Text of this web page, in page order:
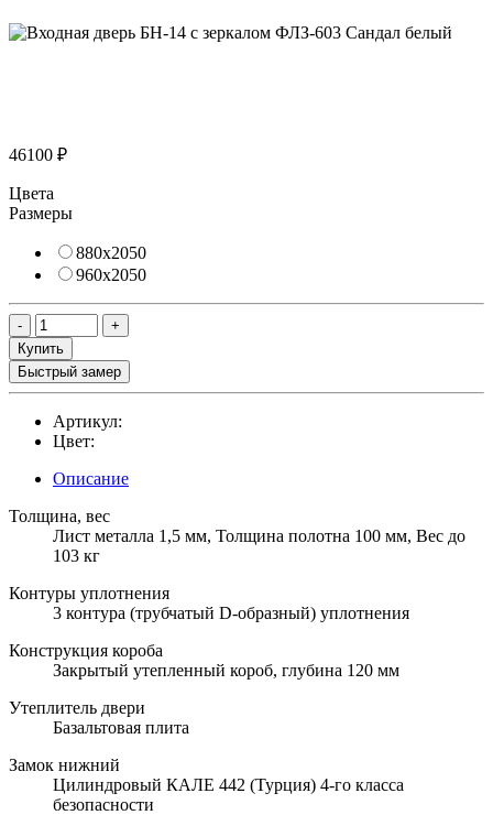
46100 ₽
Цвета
Размеры
880х2050
960х2050
Купить
Быстрый замер
Артикул:
Цвет:
Описание
Толщина, вес
Лист металла 1,5 мм, Толщина полотна 100 мм, Вес до
103 кг
Контуры уплотнения
3 контура (трубчатый D-образный) уплотнения
Конструкция короба
Закрытый утепленный короб, глубина 120 мм
Утеплитель двери
Базальтовая плита
Замок нижний
Цилиндровый КАЛЕ 442 (Турция) 4-го класса
безопасности